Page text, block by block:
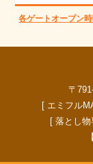
各ゲートオープン
〒
[ エミフル
[ 落とし物